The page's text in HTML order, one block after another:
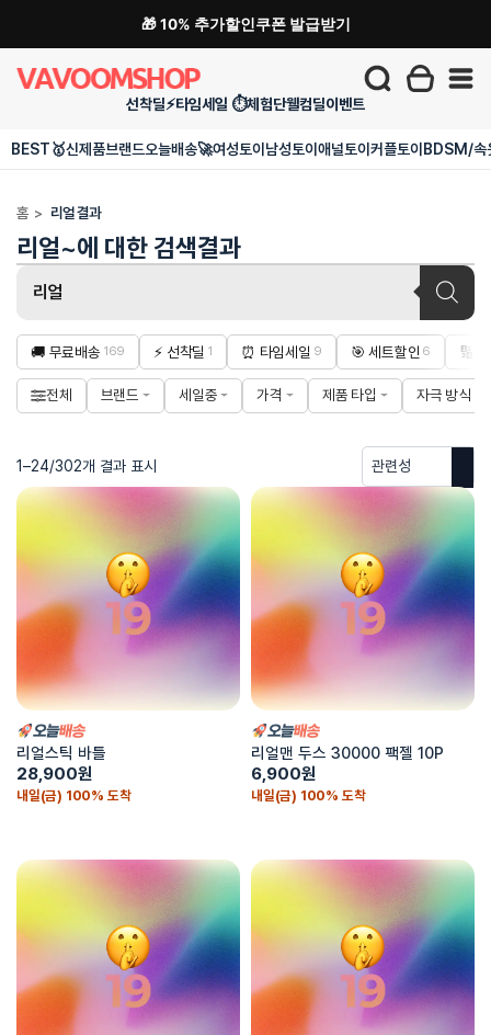
🎁 10% 추가할인쿠폰 발급받기
선착딜⚡타임세일 ⏱️체험단웰컴딜이벤트
BEST🥇신제품브랜드오늘배송🚀여성토이 남성토이 애널토이 커플토이 BDSM/속
홈 > 리얼 결과
리얼~에 대한 검색결과
Products
search
🚚 무료배송 169 ⚡ 선착딜 1 ⏰ 타임세일 9 🎯 세트할인 6 🔢
전체 브랜드 세일중 가격 제품 타입 자극 방식
1–24/302개 결과 표시
내일(금) 100% 도착
리얼스틱 바틀
28,900원
내일(금) 100% 도착
리얼맨 두스 30000 팩젤 10P
6,900원